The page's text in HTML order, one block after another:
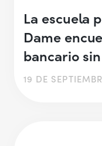
La escuela
Dame
bancario
19 DE